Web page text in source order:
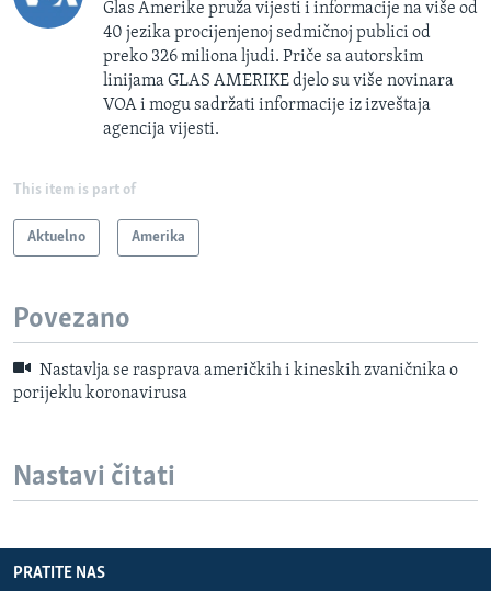
Glas Amerike pruža vijesti i informacije na više od
40 jezika procijenjenoj sedmičnoj publici od
preko 326 miliona ljudi. Priče sa autorskim
linijama GLAS AMERIKE djelo su više novinara
VOA i mogu sadržati informacije iz izveštaja
agencija vijesti.
This item is part of
Aktuelno Amerika
Povezano
Nastavlja se rasprava američkih i kineskih zvaničnika o
porijeklu koronavirusa
Nastavi čitati
PRATITE NAS